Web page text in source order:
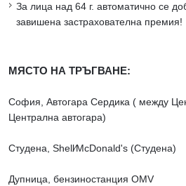
За лица над 64 г. автоматично се
завишена застрахователна премия!
МЯСТО НА ТРЪГВАНЕ:
София, Aвтогара Сердика ( между
Централна автогара)
Студена, Shell∕McDonald's (Студена)
Дупница, бензиностанция OMV